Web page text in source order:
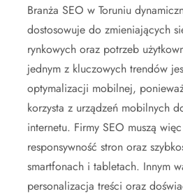
Branża SEO w Toruniu
dostosowuje do zmieniających
rynkowych oraz potrzeb
jednym z kluczowych trendów
optymalizacji mobilnej,
korzysta z urządzeń mobilnych
internetu. Firmy SEO muszą
responsywność stron oraz
smartfonach i tabletach. Innym
personalizacja treści oraz